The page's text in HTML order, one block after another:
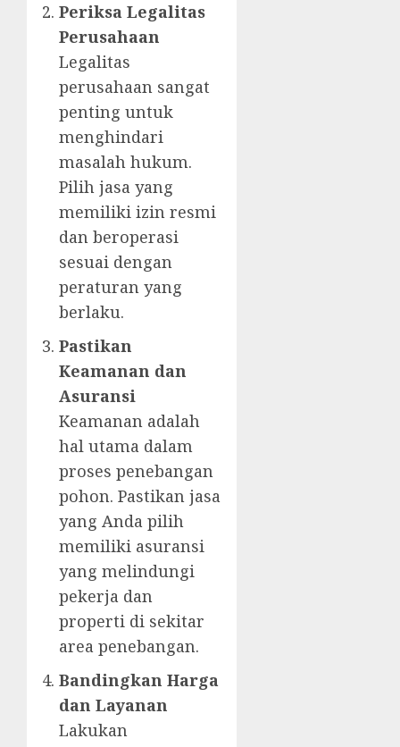
Periksa Legalitas
Perusahaan
Legalitas
perusahaan sangat
penting untuk
menghindari
masalah hukum.
Pilih jasa yang
memiliki izin resmi
dan beroperasi
sesuai dengan
peraturan yang
berlaku.
Pastikan
Keamanan dan
Asuransi
Keamanan adalah
hal utama dalam
proses penebangan
pohon. Pastikan jasa
yang Anda pilih
memiliki asuransi
yang melindungi
pekerja dan
properti di sekitar
area penebangan.
Bandingkan Harga
dan Layanan
Lakukan